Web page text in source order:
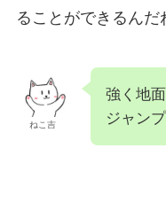
ることができるんだ
ねこ吉
強く地
ジャン